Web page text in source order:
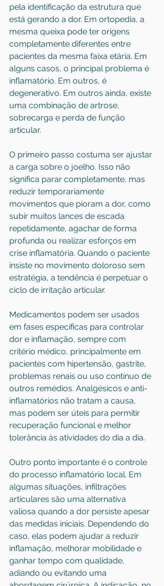
pela identificação da estrutura que
está gerando a dor. Em ortopedia, a
mesma queixa pode ter origens
completamente diferentes entre
pacientes da mesma faixa etária. Em
alguns casos, o principal problema é
inflamatório. Em outros, é
degenerativo. Em outros ainda, existe
uma combinação de artrose,
sobrecarga e perda de função
articular.
O primeiro passo costuma ser ajustar
a carga sobre o joelho. Isso não
significa parar completamente, mas
reduzir temporariamente
movimentos que pioram a dor, como
subir muitos lances de escada
repetidamente, agachar de forma
profunda ou realizar esforços em
crise inflamatória. Quando o paciente
insiste no movimento doloroso sem
estratégia, a tendência é perpetuar o
ciclo de irritação articular.
Medicamentos podem ser usados
em fases específicas para controlar
dor e inflamação, sempre com
critério médico, principalmente em
pacientes com hipertensão, gastrite,
problemas renais ou uso contínuo de
outros remédios. Analgésicos e anti-
inflamatórios não tratam a causa,
mas podem ser úteis para permitir
recuperação funcional e melhor
tolerância às atividades do dia a dia.
Outro ponto importante é o controle
do processo inflamatório local. Em
algumas situações, infiltrações
articulares são uma alternativa
valiosa quando a dor persiste apesar
das medidas iniciais. Dependendo do
caso, elas podem ajudar a reduzir
inflamação, melhorar mobilidade e
ganhar tempo com qualidade,
adiando ou evitando uma